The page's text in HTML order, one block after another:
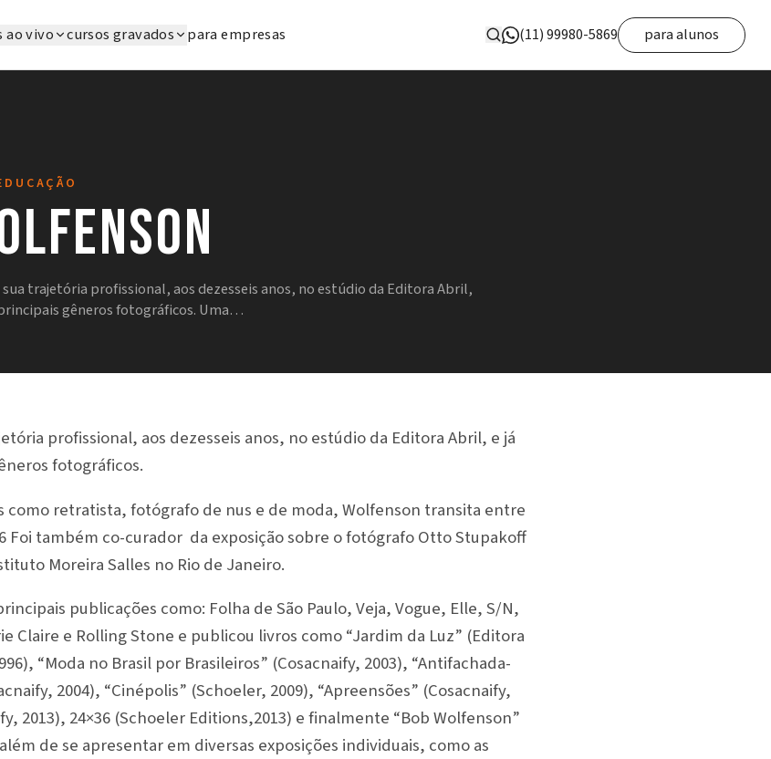
ao vivo cursos gravados para empresas (11) 99980-5869 para alunos
trajetória profissional, aos dezesseis anos, no estúdio da Editora Abril,
gêneros fotográficos. Uma…
profissional, aos dezesseis anos, no estúdio da Editora Abril, e já
fotográficos.
como retratista, fotógrafo de nus e de moda, Wolfenson transita entre
Foi também co-curador da exposição sobre o fotógrafo Otto Stupakoff
Moreira Salles no Rio de Janeiro.
publicações como: Folha de São Paulo, Veja, Vogue, Elle, S/N,
Claire e Rolling Stone e publicou livros como “Jardim da Luz” (Editora
“Moda no Brasil por Brasileiros” (Cosacnaify, 2003), “Antifachada-
2004), “Cinépolis” (Schoeler, 2009), “Apreensões” (Cosacnaify,
2013), 24×36 (Schoeler Editions,2013) e finalmente “Bob Wolfenson”
de se apresentar em diversas exposições individuais, como as